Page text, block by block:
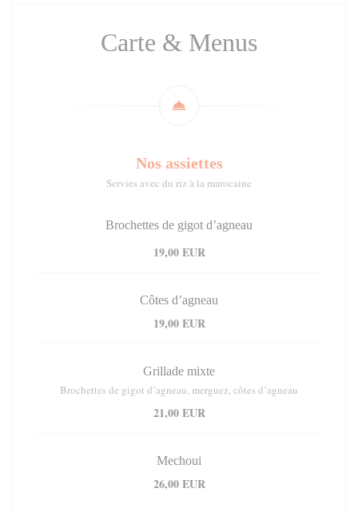
Carte & Menus
Nos assiettes
Servies avec du riz à la marocaine
Brochettes de gigot d’agneau
19,00 EUR
Côtes d’agneau
19,00 EUR
Grillade mixte
Brochettes de gigot d’agneau, merguez, côtes d’agneau
21,00 EUR
Mechoui
26,00 EUR